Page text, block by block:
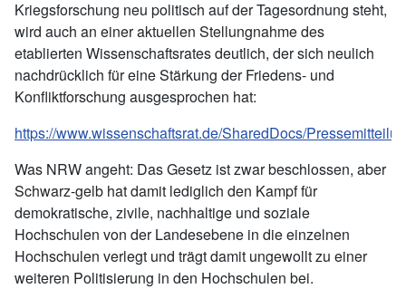
Kriegsforschung neu politisch auf der Tagesordnung steht,
wird auch an einer aktuellen Stellungnahme des
etablierten Wissenschaftsrates deutlich, der sich neulich
nachdrücklich für eine Stärkung der Friedens- und
Konfliktforschung ausgesprochen hat:
https://www.wissenschaftsrat.de/SharedDocs/
Was NRW angeht: Das Gesetz ist zwar beschlossen, aber
Schwarz-gelb hat damit lediglich den Kampf für
demokratische, zivile, nachhaltige und soziale
Hochschulen von der Landesebene in die einzelnen
Hochschulen verlegt und trägt damit ungewollt zu einer
weiteren Politisierung in den Hochschulen bei.